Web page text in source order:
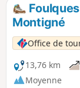
Montigné
Office de
13,76 km
Moyenne